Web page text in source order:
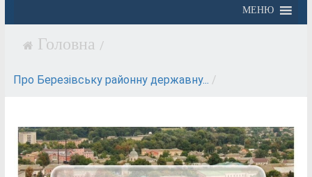
МЕНЮ
/
Про Березівську районну державну... /